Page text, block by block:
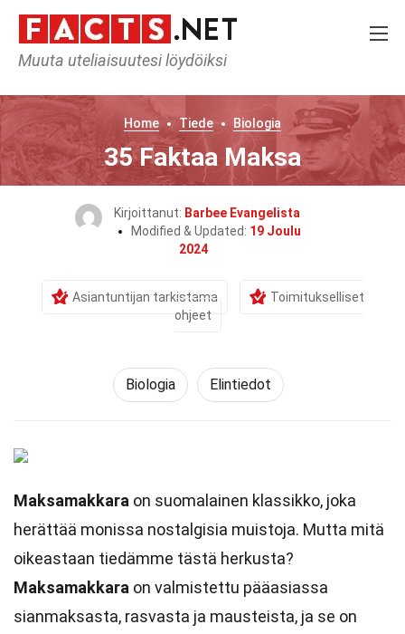
Muuta uteliaisuutesi löydöiksi
Home Tiede Biologia
35 Faktaa Maksa
Kirjoittanut: Barbee Evangelista
Modified & Updated: 19 Joulu
2024
Asiantuntijan tarkistama
Toimitukselliset
ohjeet
Biologia Elintiedot
Maksamakkara on suomalainen klassikko, joka
herättää monissa nostalgisia muistoja. Mutta mitä
oikeastaan tiedämme tästä herkusta?
Maksamakkara on valmistettu pääasiassa
sianmaksasta, rasvasta ja mausteista, ja se on